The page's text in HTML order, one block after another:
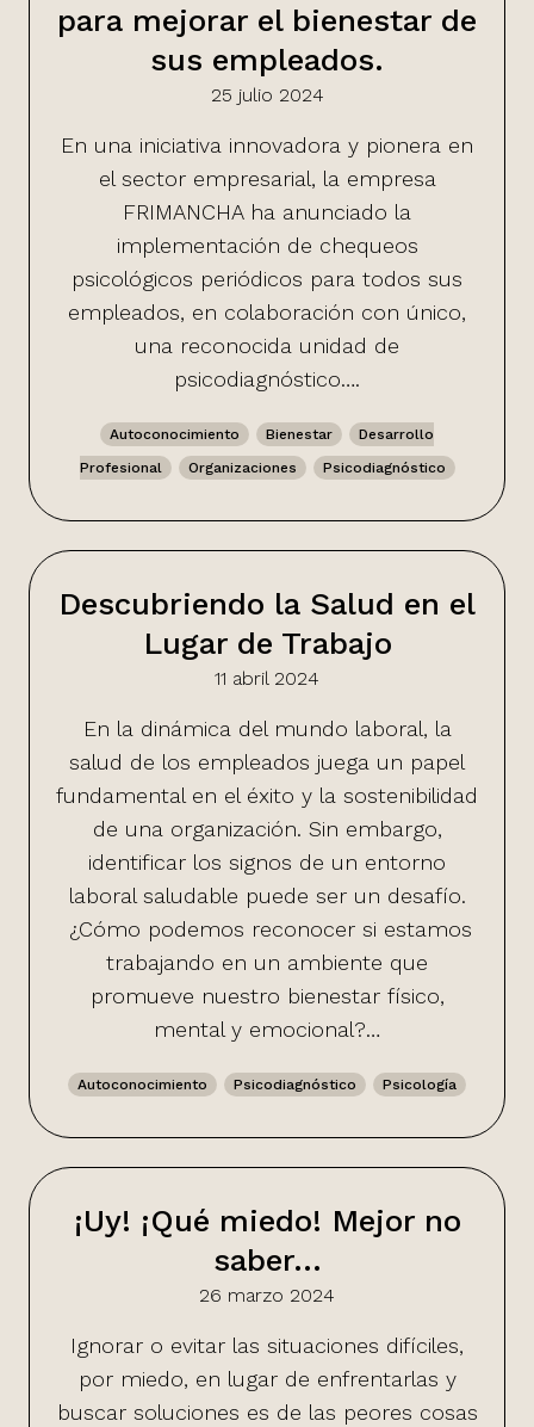
para mejorar el bienestar de
sus empleados.
25 julio 2024
En una iniciativa innovadora y pionera en
el sector empresarial, la empresa
FRIMANCHA ha anunciado la
implementación de chequeos
psicológicos periódicos para todos sus
empleados, en colaboración con único,
una reconocida unidad de
psicodiagnóstico….
Autoconocimiento Bienestar
Desarrollo
Profesional
Organizaciones Psicodiagnóstico
Descubriendo la Salud en el
Lugar de Trabajo
11 abril 2024
En la dinámica del mundo laboral, la
salud de los empleados juega un papel
fundamental en el éxito y la sostenibilidad
de una organización. Sin embargo,
identificar los signos de un entorno
laboral saludable puede ser un desafío.
¿Cómo podemos reconocer si estamos
trabajando en un ambiente que
promueve nuestro bienestar físico,
mental y emocional?…
Autoconocimiento Psicodiagnóstico Psicología
¡Uy! ¡Qué miedo! Mejor no
saber…
26 marzo 2024
Ignorar o evitar las situaciones difíciles,
por miedo, en lugar de enfrentarlas y
buscar soluciones es de las peores cosas